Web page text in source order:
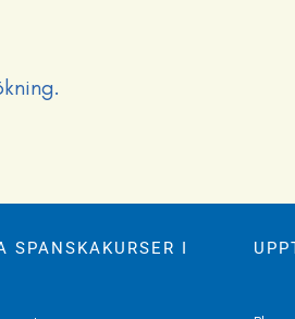
SPANSKAKURSER I